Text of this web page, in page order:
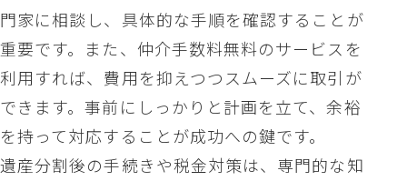
門家に相談し、具体的な手順を確認することが
重要です。また、仲介手数料無料のサービスを
利用すれば、費用を抑えつつスムーズに取引が
できます。事前にしっかりと計画を立て、余裕
を持って対応することが成功への鍵です。
遺産分割後の手続きや税金対策は、専門的な知